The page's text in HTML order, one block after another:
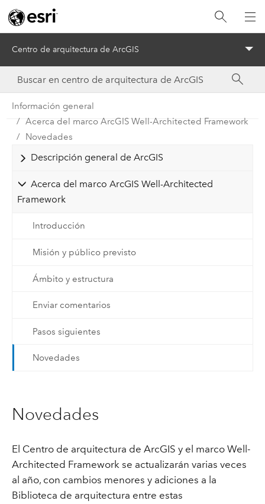
Centro de arquitectura de ArcGIS
Menu
Información general
Acerca del marco ArcGIS Well-Architected Framework
Novedades
Descripción general de ArcGIS
Acerca del marco ArcGIS Well-Architected
Framework
Introducción
Misión y público previsto
Ámbito y estructura
Enviar comentarios
Pasos siguientes
Novedades
Novedades
El Centro de arquitectura de ArcGIS y el marco Well-
Architected Framework se actualizarán varias veces
al año, con cambios menores y adiciones a la
Biblioteca de arquitectura entre estas